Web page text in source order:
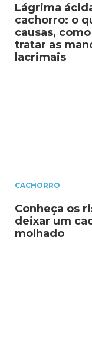
Lágrima
cachorro: o
causas,
tratar as
lacrimais
CACHORRO
Conheça os
deixar um
molhado